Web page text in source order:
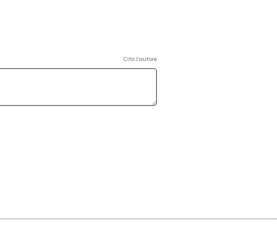
Cita l'autore